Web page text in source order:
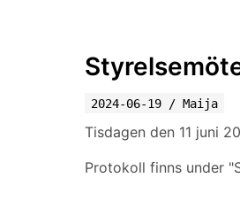
2024-06-19 / Maija
Tisdagen den 11 juni
Protokoll finns under